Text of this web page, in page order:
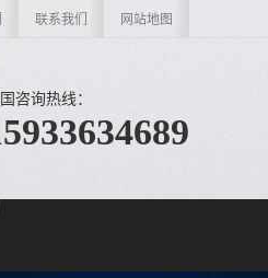
联系我们 网站地图
咨询热线：